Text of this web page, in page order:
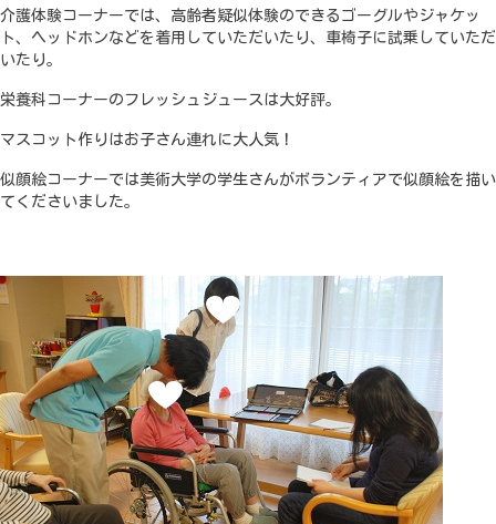
介護体験コーナーでは、高齢者疑似体験のできるゴーグルやジャケッ
ト、ヘッドホンなどを着用していただいたり、車椅子に試乗していただ
いたり。
栄養科コーナーのフレッシュジュースは大好評。
マスコット作りはお子さん連れに大人気！
似顔絵コーナーでは美術大学の学生さんがボランティアで似顔絵を描い
てくださいました。